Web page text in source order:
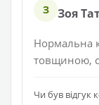
З Зоя
Нормальна
товщиною,
Чи був відгук